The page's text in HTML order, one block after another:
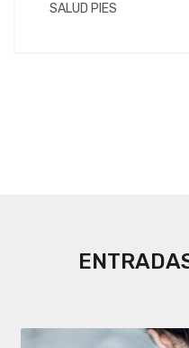
SALUD PIES